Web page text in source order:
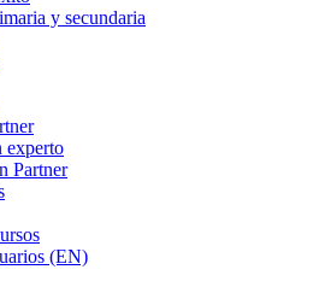
y secundaria
experto
Partner
(EN)